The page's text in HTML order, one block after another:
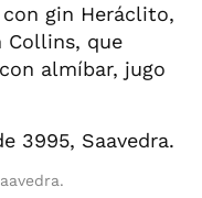
gin Heráclito,
Collins, que
almíbar, jugo